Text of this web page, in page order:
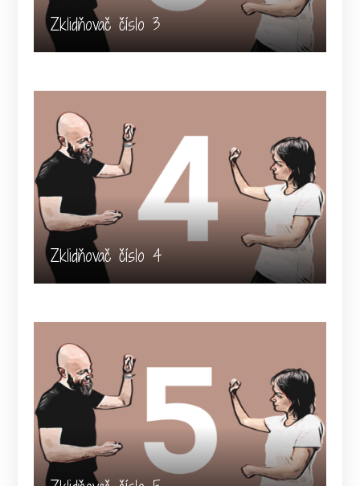
Zklidňovač číslo 3
Zklidňovač číslo 4